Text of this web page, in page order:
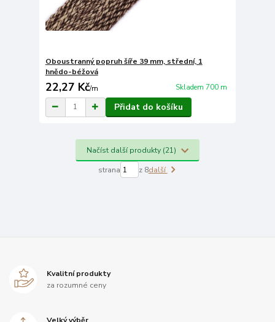
Oboustranný popruh šíře 39 mm, střední, 1
hnědo-béžová
22,27 Kč/m Skladem 700 m
Přidat do košíku
Načíst další produkty (21)
strana z 8další
Kvalitní produkty
za rozumné ceny